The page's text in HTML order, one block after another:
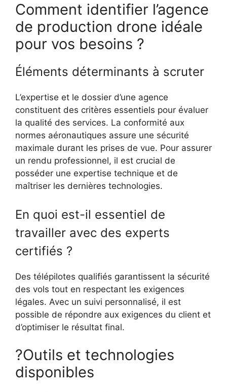
Comment identifier l’agence
de production drone idéale
pour vos besoins ?
Éléments déterminants à scruter
L’expertise et le dossier d’une agence
constituent des critères essentiels pour évaluer
la qualité des services. La conformité aux
normes aéronautiques assure une sécurité
maximale durant les prises de vue. Pour assurer
un rendu professionnel, il est crucial de
posséder une expertise technique et de
maîtriser les dernières technologies.
En quoi est-il essentiel de
travailler avec des experts
certifiés ?
Des télépilotes qualifiés garantissent la sécurité
des vols tout en respectant les exigences
légales. Avec un suivi personnalisé, il est
possible de répondre aux exigences du client et
d’optimiser le résultat final.
?Outils et technologies
disponibles